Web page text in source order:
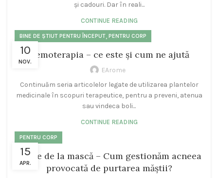
și cadouri. Dar în reali...
CONTINUE READING
10
NOV.
BINE DE ȘTIUT PENTRU ÎNCEPUT, PENTRU CORP
Gemoterapia – ce este și cum ne ajută
EArome
Continuăm seria articolelor legate de utilizarea plantelor
medicinale în scopuri terapeutice, pentru a preveni, atenua
sau vindeca boli...
CONTINUE READING
15
APR.
PENTRU CORP
Acnee de la mască – Cum gestionăm acneea
provocată de purtarea măștii?